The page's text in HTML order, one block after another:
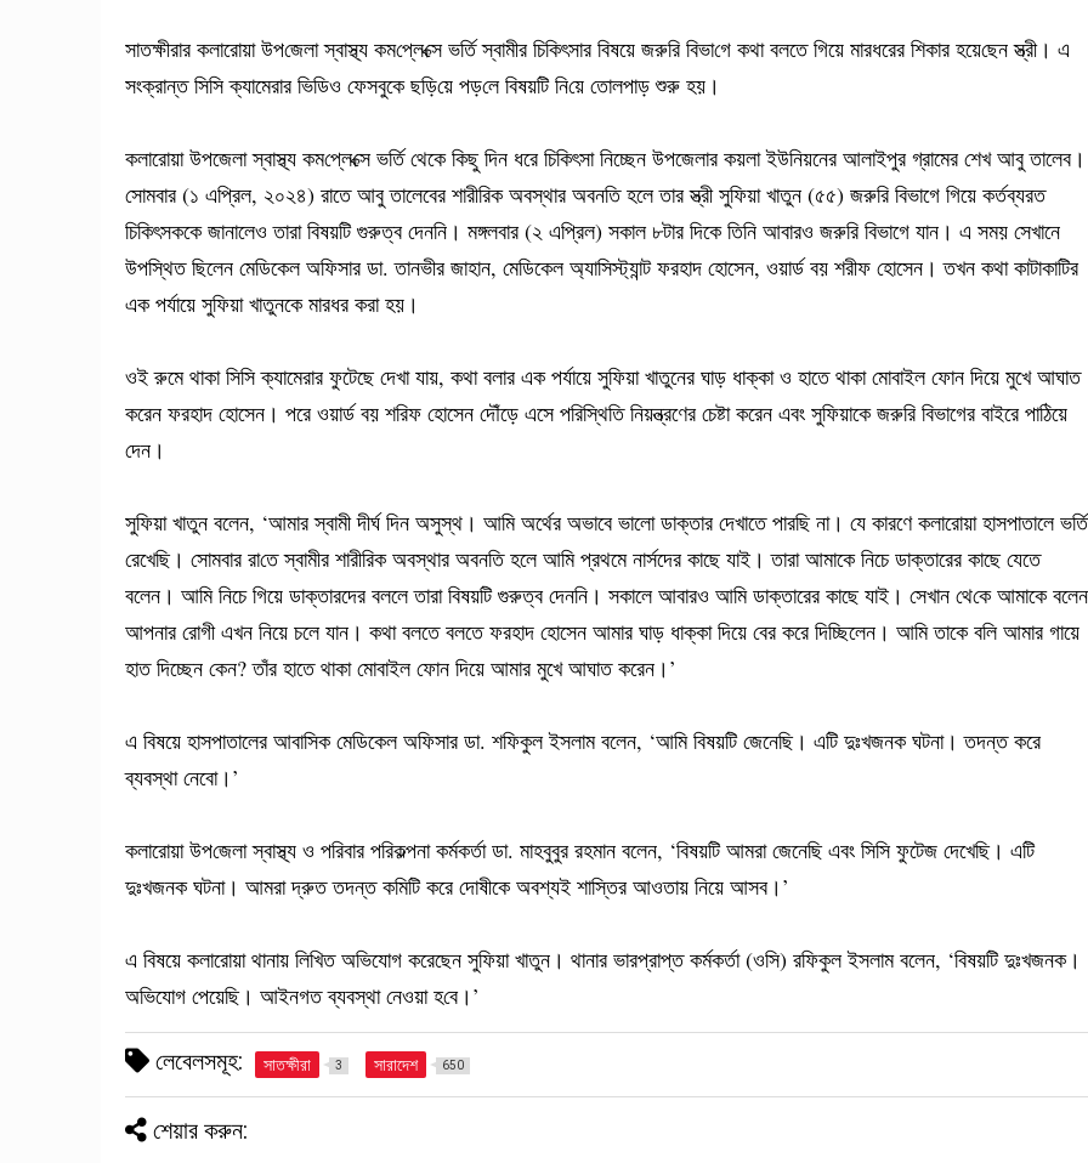
সাতক্ষীরার কলারোয়া উপ‌জেলা স্বাস্থ্য কম‌প্লে‌ক্সে ভর্তি স্বামীর চিকিৎসার বিষয়ে জরুরি বিভা‌গে কথা বলতে গিয়ে মারধরের শিকার হয়ে‌ছেন স্ত্রী। এ
সংক্রান্ত সি‌সি ক্যামেরার ভি‌ডিও ফেসবুকে ছ‌ড়ি‌য়ে পড়‌লে বিষয়টি নি‌য়ে তোলপাড় শুরু হয়।
কলারোয়া উপজেলা স্বাস্থ্য কম‌প্লে‌ক্সে ভর্তি থেকে কিছু দিন ধরে চিকিৎসা নিচ্ছেন উপজেলার কয়লা ইউনিয়নের আলাইপুর গ্রামের শেখ আবু তালেব।
সোমবার (১ এপ্রিল, ২০২৪) রাতে আবু তালেবের শারীরিক অবস্থার অবনতি হলে তার স্ত্রী সুফিয়া খাতুন (৫৫) জরুরি বিভাগে গিয়ে কর্তব্যরত
চিকিৎসককে জানালেও তারা বিষয়টি গুরুত্ব দেননি। মঙ্গলবার (২ এপ্রিল) সকাল ৮টার দিকে তিনি আবারও জরুরি বিভাগে যান। এ সময় সেখানে
উপস্থিত ছিলেন মেডিকেল অফিসার ডা. তানভীর জাহান, মেডিকেল অ্যাসিস্ট্যান্ট ফরহাদ হোসেন, ওয়ার্ড বয় শরীফ হোসেন। তখন কথা কাটাকাটির
এক পর্যায়ে সুফিয়া খাতুনকে মারধর করা হয়।
ওই রুমে থাকা সিসি ক্যামেরার ফুটেছে দেখা যায়, কথা বলার এক পর্যায়ে সুফিয়া খাতুনের ঘাড় ধাক্কা ও হাতে থাকা মোবাইল ফোন দিয়ে মুখে আঘাত
করেন ফরহাদ হোসেন। পরে ওয়ার্ড বয় শরিফ হোসেন দৌঁড়ে এসে পরিস্থিতি নিয়ন্ত্রণের চেষ্টা করেন এবং সুফিয়াকে জরুরি বিভাগের বাইরে পাঠিয়ে
দেন।
সুফিয়া খাতুন বলেন, ‘আমার স্বামী দীর্ঘ দিন অসুস্থ। আমি অর্থের অভাবে ভালো ডাক্তার দেখাতে পারছি না। যে কারণে কলারোয়া হাসপাতালে ভর্তি
রেখেছি। সোমবার রা‌তে স্বামীর শারীরিক অবস্থার অবনতি হলে আমি প্রথমে নার্সদের কাছে যাই। তারা আমাকে নিচে ডাক্তারের কাছে যেতে
বলেন। আমি নিচে গিয়ে ডাক্তারদের বললে তারা বিষয়টি গুরুত্ব দেননি। সকালে আবারও আমি ডাক্তারের কাছে যাই। সেখান থে‌কে আমাকে
আপনার রোগী এখন নিয়ে চলে যান। কথা বলতে বলতে ফরহাদ হোসেন আমার ঘাড় ধাক্কা দিয়ে বের করে দিচ্ছিলেন। আমি তাকে বলি আমার গায়ে
হাত দিচ্ছেন কেন? তাঁর হাতে থাকা মোবাইল ফোন দিয়ে আমার মুখে আঘাত করেন।’
এ বিষয়ে হাসপাতালের আবাসিক মেডিকেল অফিসার ডা. শফিকুল ইসলাম বলেন, ‘আমি বিষয়টি জেনেছি। এটি দুঃখজনক ঘটনা। তদন্ত করে
ব্যবস্থা নেবো।’
কলারোয়া উপ‌জেলা স্বাস্থ্য ও পরিবার পরিকল্পনা কর্মকর্তা ডা. মাহবুবুর রহমান বলেন, ‘বিষয়টি আমরা জেনেছি এবং সিসি ফুটেজ দেখেছি। এটি
দুঃখজনক ঘটনা। আমরা দ্রুত তদন্ত কমিটি করে দোষীকে অবশ্যই শাস্তির আওতায় নিয়ে আসব।’
এ বিষয়ে কলারোয়া থানায় লিখিত অভিযোগ করেছেন সুফিয়া খাতুন। থানার ভারপ্রাপ্ত কর্মকর্তা (ওসি) রফিকুল ইসলাম বলেন, ‘বিষয়টি দুঃখজনক।
অভিযোগ পেয়েছি। আইনগত ব্যবস্থা নেওয়া হ‌বে।’
লেবেলসমূহ: সাতক্ষীরা 3 সারাদেশ 650
শেয়ার করুন: